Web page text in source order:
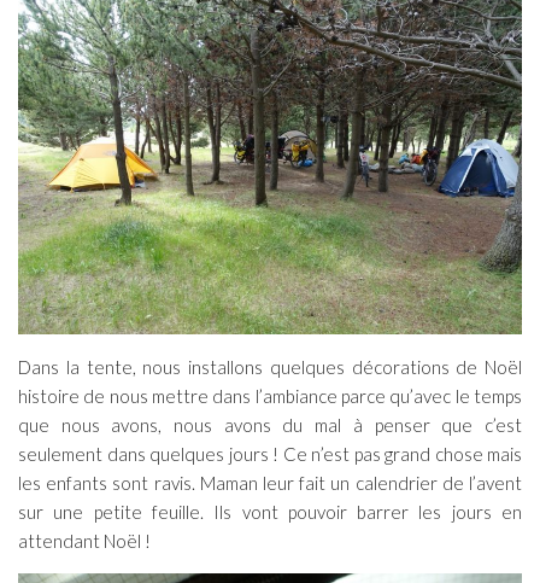
Dans la tente, nous installons quelques décorations de Noël
histoire de nous mettre dans l’ambiance parce qu’avec le temps
que nous avons, nous avons du mal à penser que c’est
seulement dans quelques jours ! Ce n’est pas grand chose mais
les enfants sont ravis. Maman leur fait un calendrier de l’avent
sur une petite feuille. Ils vont pouvoir barrer les jours en
attendant Noël !